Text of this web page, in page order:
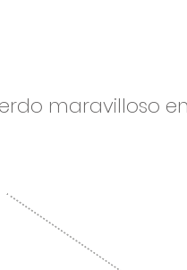
maravilloso